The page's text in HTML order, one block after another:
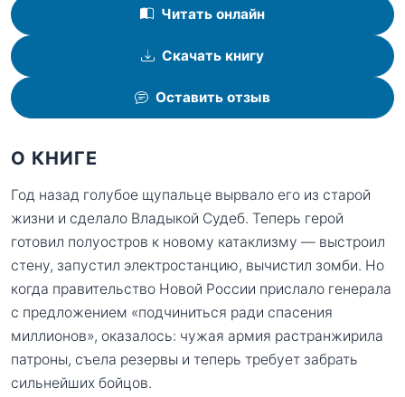
Читать онлайн
Скачать книгу
Оставить отзыв
О КНИГЕ
Год назад голубое щупальце вырвало его из старой
жизни и сделало Владыкой Судеб. Теперь герой
готовил полуостров к новому катаклизму — выстроил
стену, запустил электростанцию, вычистил зомби. Но
когда правительство Новой России прислало генерала
с предложением «подчиниться ради спасения
миллионов», оказалось: чужая армия растранжирила
патроны, съела резервы и теперь требует забрать
сильнейших бойцов.